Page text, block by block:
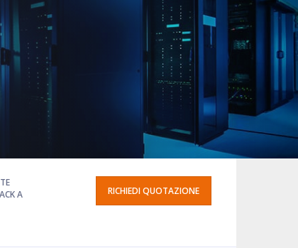
A
RICHIEDI QUOTAZIONE